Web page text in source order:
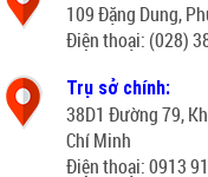
109 Đặng Dung,
Điện thoại: (028)
Trụ sở chính:
38D1 Đường 79,
Chí Minh
Điện thoại: 0913